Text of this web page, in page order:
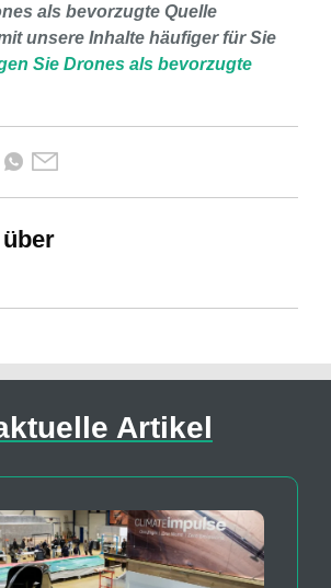
als bevorzugte Quelle
unsere Inhalte häufiger für Sie
Sie Drones als bevorzugte
Artikel